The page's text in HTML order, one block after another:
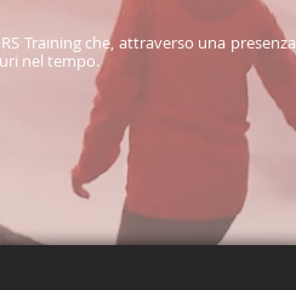
Training che, attraverso una presenza
nel tempo.